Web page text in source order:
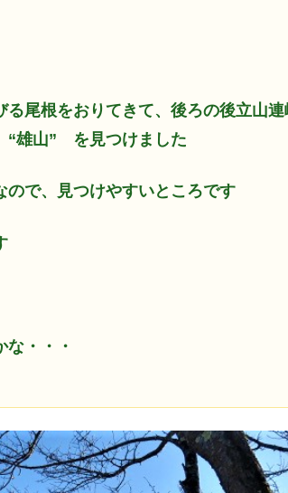
尾根をおりてきて、後ろの後立山連
“雄山” を見つけました
ので、見つけやすいところです
・・・